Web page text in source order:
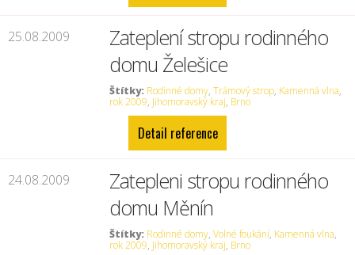
25.08.2009
Zateplení stropu rodinného
domu Želešice
Štítky: Rodinné domy,Trámový strop, Kamenná vlna,
rok 2009, Jihomoravský kraj, Brno
Detail reference
24.08.2009
Zatepleni stropu rodinného
domu Měnín
Štítky: Rodinné domy,Volné foukání, Kamenná vlna,
rok 2009, Jihomoravský kraj, Brno